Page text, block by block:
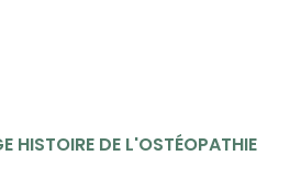
HISTOIRE DE L'OSTÉOPATHIE